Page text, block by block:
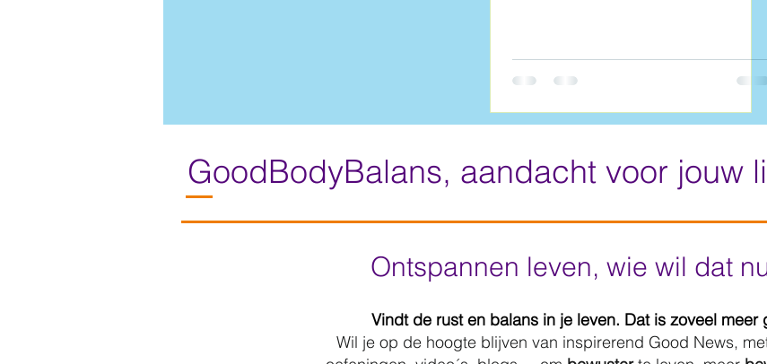
GoodBodyBalans, aandacht voor jouw
Ontspannen leven, wie wil dat
Vindt de rust en balans in je leven. Dat is zoveel meer
Wil je op de hoogte blijven van inspirerend Good News,